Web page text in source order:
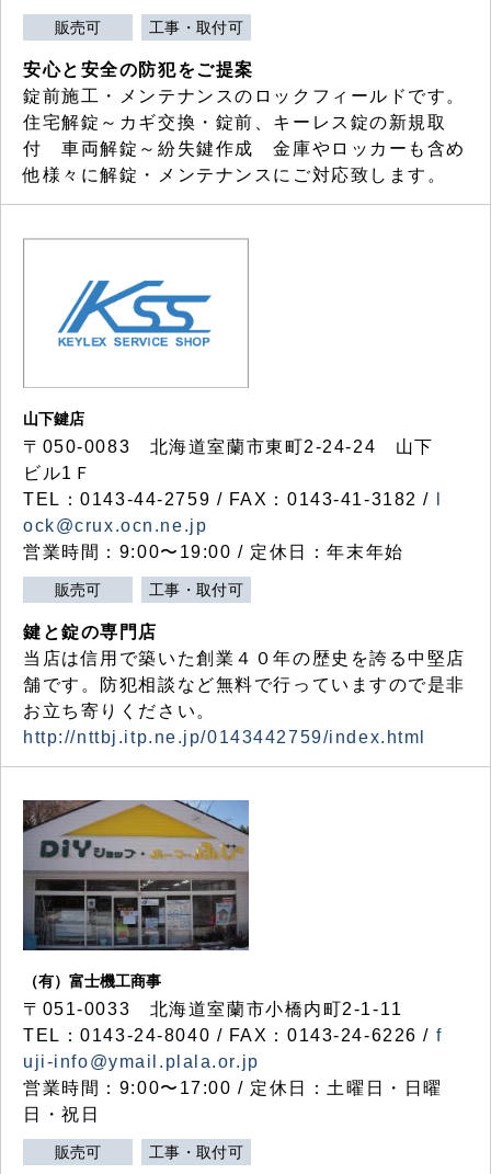
販売可 工事・取付可
安心と安全の防犯をご提案
錠前施工・メンテナンスのロックフィールドです。
住宅解錠～カギ交換・錠前、キーレス錠の新規取
付 車両解錠～紛失鍵作成 金庫やロッカーも含め
他様々に解錠・メンテナンスにご対応致します。
山下鍵店
〒050-0083 北海道室蘭市東町2-24-24 山下
ビル1Ｆ
TEL：0143-44-2759 / FAX：0143-41-3182 /
ock@crux.ocn.ne.jp
営業時間：9:00〜19:00 / 定休日：年末年始
販売可 工事・取付可
鍵と錠の専門店
当店は信用で築いた創業４０年の歴史を誇る中堅店
舗です。防犯相談など無料で行っていますので是非
お立ち寄りください。
http://nttbj.itp.ne.jp/0143442759/index.html
（有）富士機工商事
〒051-0033 北海道室蘭市小橋内町2-1-11
TEL：0143-24-8040 / FAX：0143-24-6226 / f
uji-info@ymail.plala.or.jp
営業時間：9:00〜17:00 / 定休日：土曜日・日曜
日・祝日
販売可 工事・取付可